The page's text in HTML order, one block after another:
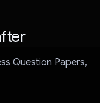
Question Papers,